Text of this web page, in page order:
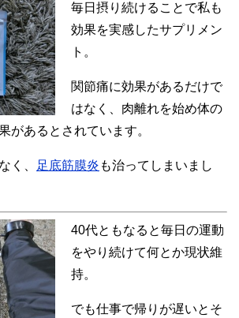
毎日摂り続けることで私も
効果を実感したサプリメン
ト。
関節痛に効果があるだけで
はなく、肉離れを始め体の
があるとされています。
く、 足底筋膜炎 も治ってしまいまし
40代ともなると毎日の運動
をやり続けて何とか現状維
持。
でも仕事で帰りが遅いとそ